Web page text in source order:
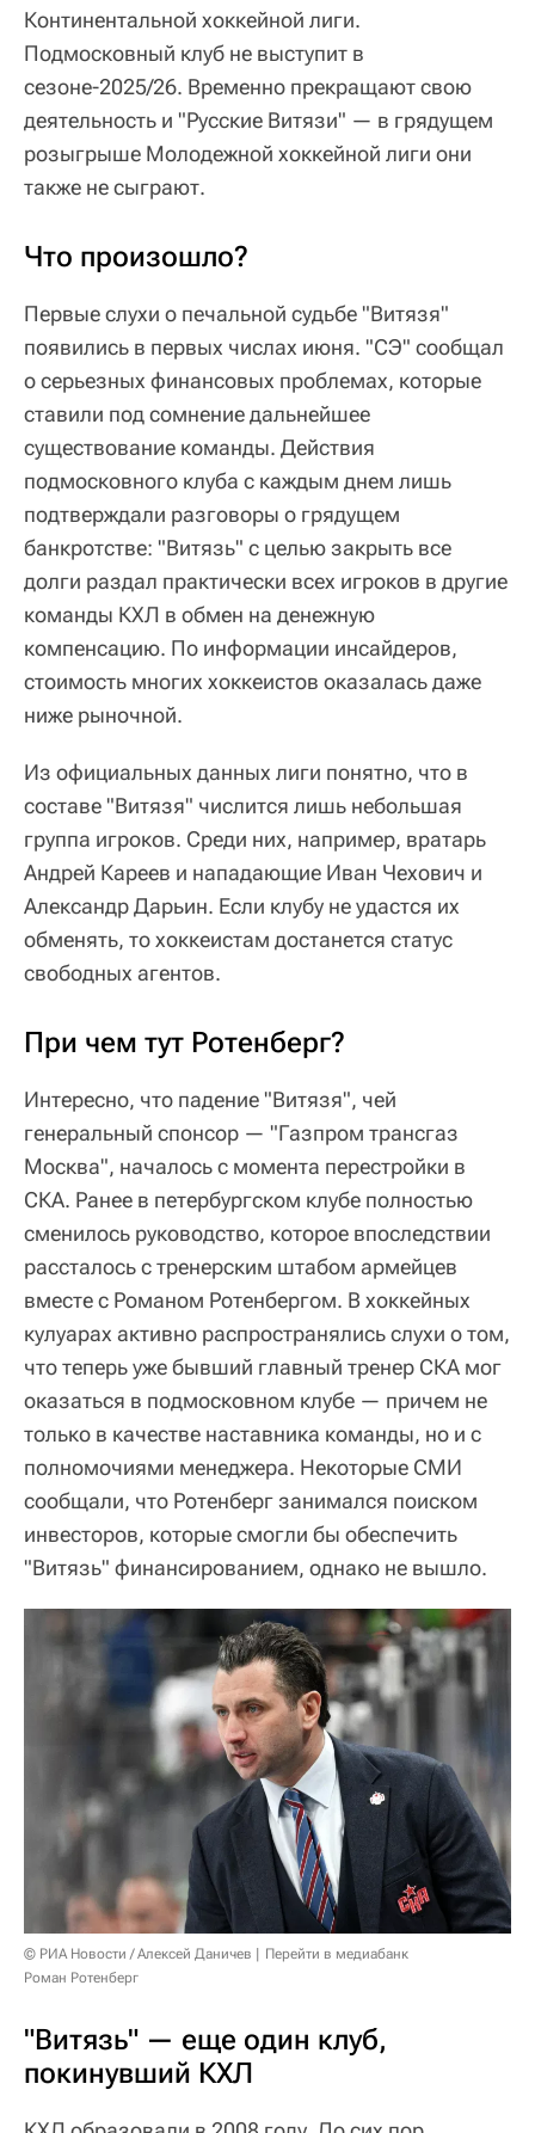
Континентальной хоккейной лиги.
Подмосковный клуб не выступит в
сезоне-2025/26. Временно прекращают свою
деятельность и "Русские Витязи" — в грядущем
розыгрыше Молодежной хоккейной лиги они
также не сыграют.
Что произошло?
Первые слухи о печальной судьбе "Витязя"
появились в первых числах июня. "СЭ" сообщал
о серьезных финансовых проблемах, которые
ставили под сомнение дальнейшее
существование команды. Действия
подмосковного клуба с каждым днем лишь
подтверждали разговоры о грядущем
банкротстве: "Витязь" с целью закрыть все
долги раздал практически всех игроков в другие
команды КХЛ в обмен на денежную
компенсацию. По информации инсайдеров,
стоимость многих хоккеистов оказалась даже
ниже рыночной.
Из официальных данных лиги понятно, что в
составе "Витязя" числится лишь небольшая
группа игроков. Среди них, например, вратарь
Андрей Кареев и нападающие Иван Чехович и
Александр Дарьин. Если клубу не удастся их
обменять, то хоккеистам достанется статус
свободных агентов.
При чем тут Ротенберг?
Интересно, что падение "Витязя", чей
генеральный спонсор — "Газпром трансгаз
Москва", началось с момента перестройки в
СКА. Ранее в петербургском клубе полностью
сменилось руководство, которое впоследствии
рассталось с тренерским штабом армейцев
вместе с Романом Ротенбергом. В хоккейных
кулуарах активно распространялись слухи о том,
что теперь уже бывший главный тренер СКА мог
оказаться в подмосковном клубе — причем не
только в качестве наставника команды, но и с
полномочиями менеджера. Некоторые СМИ
сообщали, что Ротенберг занимался поиском
инвесторов, которые смогли бы обеспечить
"Витязь" финансированием, однако не вышло.
© РИА Новости / Алексей Даничев
Перейти в медиабанк
Роман Ротенберг
"Витязь" — еще один клуб,
покинувший КХЛ